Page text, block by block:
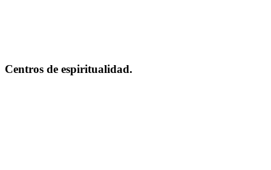
Centros de espiritualidad.